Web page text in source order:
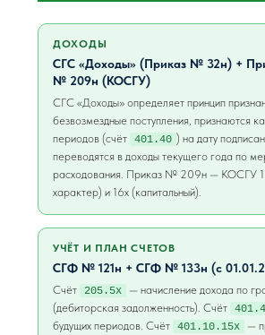
ДОХОДЫ
СГС «Доходы» (Приказ № 32н) +
№ 209н (КОСГУ)
СГС «Доходы» определяет принцип
безвозмездные поступления, признаются
периодов (счёт
401.40 ) на дату
переводятся в доходы текущего года по
расходования. Приказ № 209н — КОСГУ
характер) и 16х (капитальный).
УЧЁТ И ПЛАН СЧЕТОВ
СГФ № 121н + СГФ № 133н (с
Счёт 205.5х
— начисление дохода по
(дебиторская задолженность). Счёт
будущих периодов. Счёт
401.10.15х
—